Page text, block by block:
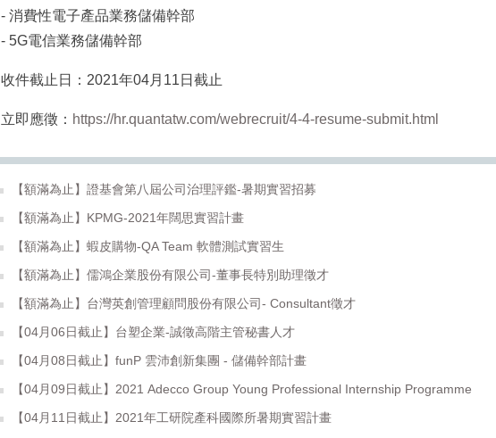
- 消費性電子產品業務儲備幹部
- 5G電信業務儲備幹部
收件截止日：2021年04月11日截止
立即應徵： https://hr.quantatw.com/webrecruit/4-4-resume-submit.html
【額滿為止】證基會第八屆公司治理評鑑-暑期實習招募
【額滿為止】KPMG-2021年闊思實習計畫
【額滿為止】蝦皮購物-QA Team 軟體測試實習生
【額滿為止】儒鴻企業股份有限公司-董事長特別助理徵才
【額滿為止】台灣英創管理顧問股份有限公司- Consultant徵才
【04月06日截止】台塑企業-誠徵高階主管秘書人才
【04月08日截止】funP 雲沛創新集團 - 儲備幹部計畫
【04月09日截止】2021 Adecco Group Young Professional Internship Programme
【04月11日截止】2021年工研院產科國際所暑期實習計畫